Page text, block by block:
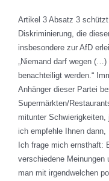
Artikel 3 Absatz 3
Diskriminierung, die
insbesondere zur AfD
„Niemand darf wegen
benachteiligt werden.“
Anhänger dieser Partei
Supermärkten/
mitunter
ich empfehle Ihnen dann,
Ich frage mich ernsthaft:
verschiedene
man mit irgendwelchen